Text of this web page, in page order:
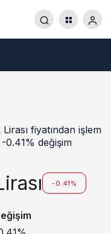
fiyatından işlem
0.41% değişim
-0.41%